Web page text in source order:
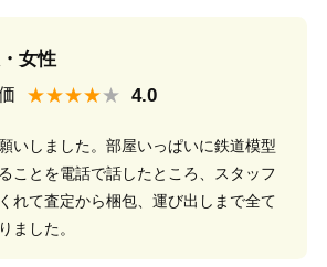
女性
★★★★
いしました。部屋いっぱいに鉄道模型
ことを電話で話したところ、スタッフ
れて査定から梱包、運び出しまで全て
ました。